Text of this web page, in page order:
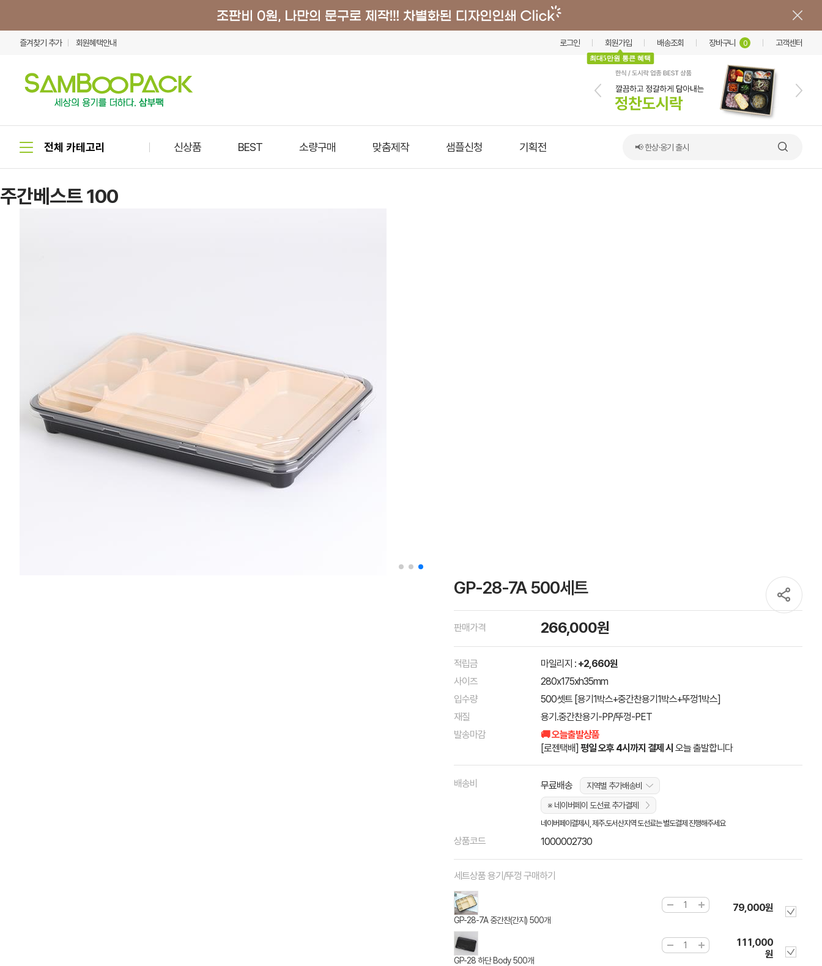
즐겨찾기 추가 회원혜택안내 로그인 회원가입
최대5만원 통큰 혜택
배송조회 장바구니 0 고객센터
신상품 BEST 소량구매 맞춤제작 샘플신청 기획전 📢 한상·옹기 출시
주간베스트 100
GP-28-7A 500세트
판매가격 266,000원
적립금 마일리지 : +2,660원
사이즈
280x175xh35mm
입수량
500셋트 [용기1박스+중간찬용기1박스+뚜껑1박스]
재질
용기.중간찬용기-PP/뚜껑-PET
발송마감
🚚 오늘출발상품
[로젠택배] 평일 오후 4시까지 결제 시 오늘 출발합니다
배송비 무료배송
지역별 추가배송비
※ 네이버페이 도선료 추가결제
네이버페이결제시, 제주.도서산지역 도선료는 별도결제 진행해주세요
상품코드 1000002730
세트상품 용기/뚜껑 구매하기
GP-28-7A 중간찬(간지) 500개
79,000원
GP-28 하단 Body 500개
111,000
원